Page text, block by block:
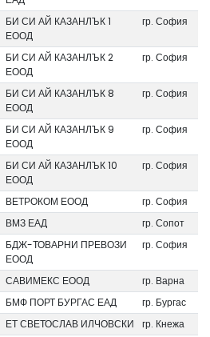
БИ СИ АЙ КАЗАНЛЪК 1
ЕООД
гр. София
БИ СИ АЙ КАЗАНЛЪК 2
ЕООД
гр. София
БИ СИ АЙ КАЗАНЛЪК 8
ЕООД
гр. София
БИ СИ АЙ КАЗАНЛЪК 9
ЕООД
гр. София
БИ СИ АЙ КАЗАНЛЪК 10
ЕООД
гр. София
ВЕТРОКОМ ЕООД
гр. София
ВМЗ ЕАД
гр. Сопот
БДЖ-ТОВАРНИ ПРЕВОЗИ
ЕООД
гр. София
САВИМЕКС ЕООД
гр. Варна
БМФ ПОРТ БУРГАС ЕАД
гр. Бургас
ЕТ СВЕТОСЛАВ ИЛЧОВСКИ
гр. Кнежа